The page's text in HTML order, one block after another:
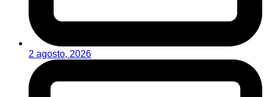
2 agosto, 2026